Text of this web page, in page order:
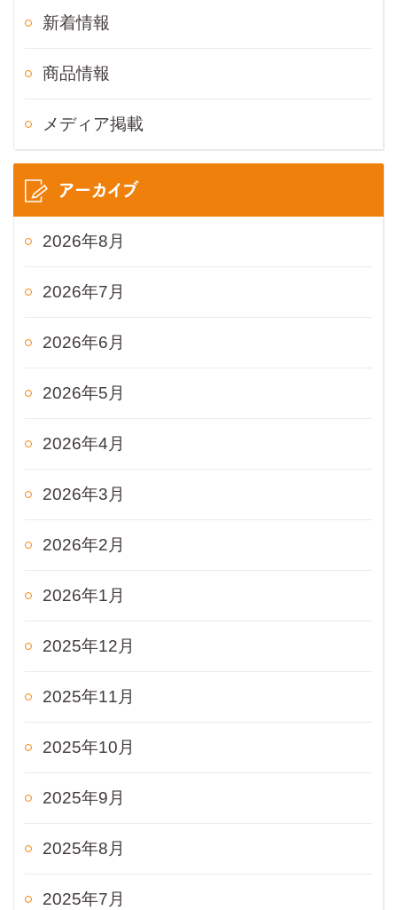
新着情報
商品情報
メディア掲載
アーカイブ
2026年8月
2026年7月
2026年6月
2026年5月
2026年4月
2026年3月
2026年2月
2026年1月
2025年12月
2025年11月
2025年10月
2025年9月
2025年8月
2025年7月